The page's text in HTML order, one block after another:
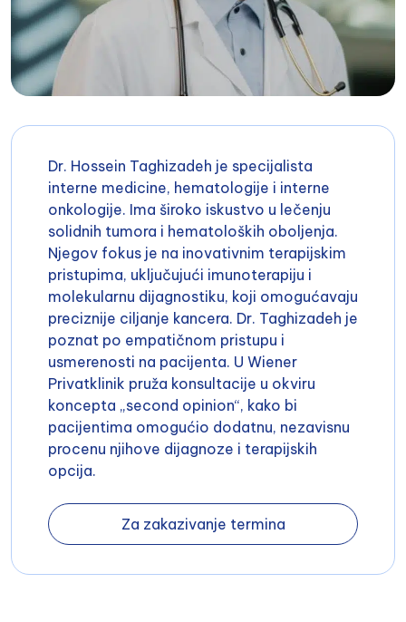
Dr. Hossein Taghizadeh je specijalista
interne medicine, hematologije i interne
onkologije. Ima široko iskustvo u lečenju
solidnih tumora i hematoloških oboljenja.
Njegov fokus je na inovativnim terapijskim
pristupima, uključujući imunoterapiju i
molekularnu dijagnostiku, koji omogućavaju
preciznije ciljanje kancera. Dr. Taghizadeh je
poznat po empatičnom pristupu i
usmerenosti na pacijenta. U Wiener
Privatklinik pruža konsultacije u okviru
koncepta „second opinion“, kako bi
pacijentima omogućio dodatnu, nezavisnu
procenu njihove dijagnoze i terapijskih
opcija.
Za zakazivanje termina